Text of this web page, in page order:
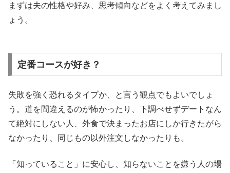
まずは夫の性格や好み、思考傾向などをよく考えてみまし
ょう。
定番コースが好き？
失敗を強く恐れるタイプか、と言う観点でもよいでしょ
う。道を間違えるのが怖かったり、下調べせずデートなん
て絶対にしない人、外食で決まったお店にしか行きたがら
なかったり、同じもの以外注文しなかったりも。
「知っていること」に安心し、知らないことを嫌う人の場